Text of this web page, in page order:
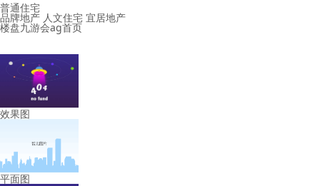
普通住宅
品牌地产 人文住宅 宜居地产
楼盘九游会ag首页
效果图
平面图